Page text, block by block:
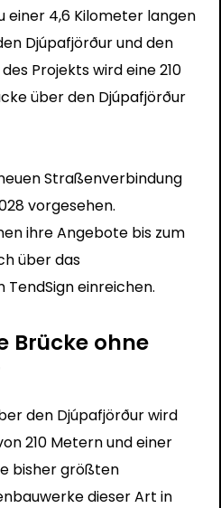
einer 4,6 Kilometer langen
Djúpafjörður und den
Projekts wird eine 210
über den Djúpafjörður
Straßenverbindung
vorgesehen.
ihre Angebote bis zum
über das
einreichen.
Brücke ohne
den Djúpafjörður wird
210 Metern und einer
bisher größten
dieser Art in